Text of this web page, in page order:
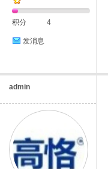
积分 4
发消息
admin